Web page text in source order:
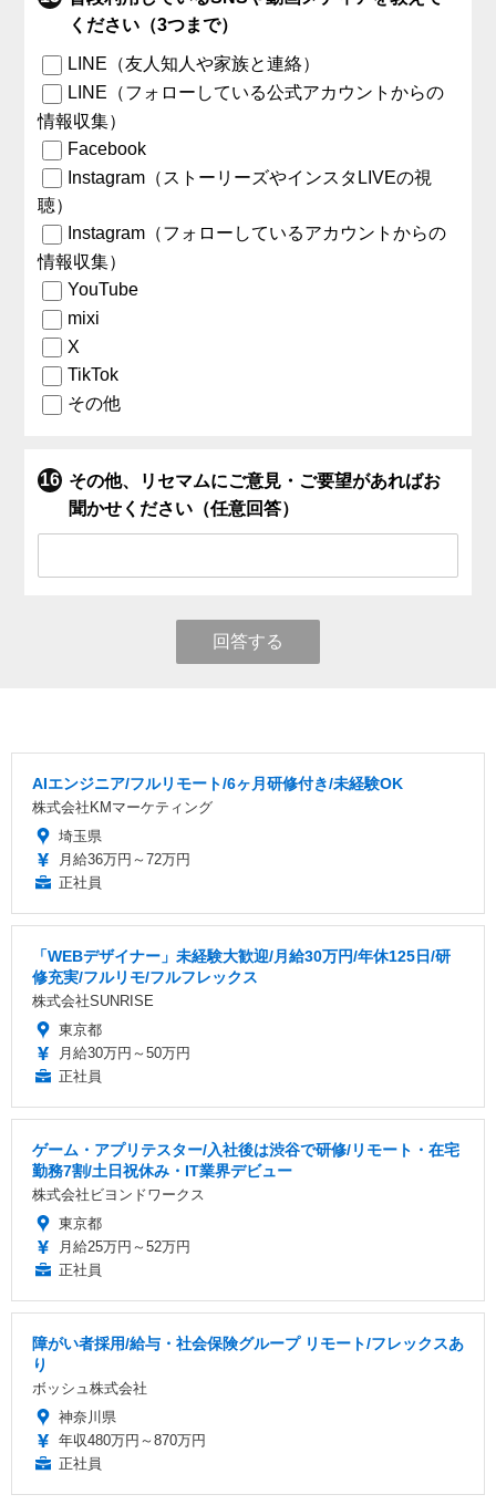
ください（3つまで）
LINE（友人知人や家族と連絡）
LINE（フォローしている公式アカウントからの
情報収集）
Facebook
Instagram（ストーリーズやインスタLIVEの視
聴）
Instagram（フォローしているアカウントからの
情報収集）
YouTube
mixi
X
TikTok
その他
その他、リセマムにご意見・ご要望があればお
聞かせください（任意回答）
回答する
AIエンジニア/フルリモート/6ヶ月研修付き/未経験OK
株式会社KMマーケティング
埼玉県
月給36万円～72万円
正社員
「WEBデザイナー」未経験大歓迎/月給30万円/年休125日/研
修充実/フルリモ/フルフレックス
株式会社SUNRISE
東京都
月給30万円～50万円
正社員
ゲーム・アプリテスター/入社後は渋谷で研修/リモート・在宅
勤務7割/土日祝休み・IT業界デビュー
株式会社ビヨンドワークス
東京都
月給25万円～52万円
正社員
障がい者採用/給与・社会保険グループ リモート/フレックスあ
り
ボッシュ株式会社
神奈川県
年収480万円～870万円
正社員